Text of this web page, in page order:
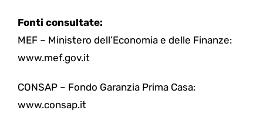
Fonti consultate:
MEF – Ministero dell’Economia e delle Finanze:
www.mef.gov.it
CONSAP – Fondo Garanzia Prima Casa:
www.consap.it